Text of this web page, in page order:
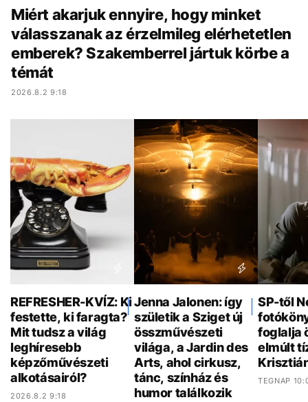
Miért akarjuk ennyire, hogy minket
válasszanak az érzelmileg elérhetetlen
emberek? Szakemberrel jártuk körbe a
témát
2026.8.2 9:18
REFRESHER-KVÍZ: Ki
festette, ki faragta?
Mit tudsz a világ
leghíresebb
képzőművészeti
alkotásairól?
2026.8.2 9:18
Jenna Jalonen: így
születik a Sziget új
összművészeti
világa, a Jardin des
Arts, ahol cirkusz,
tánc, színház és
humor találkozik
SP-től
foglalja
elmúlt
TEGNAP